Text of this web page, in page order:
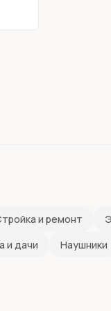
и ремонт
и дачи
Наушники